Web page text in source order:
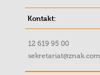
Kontakt:
12 619 95 00